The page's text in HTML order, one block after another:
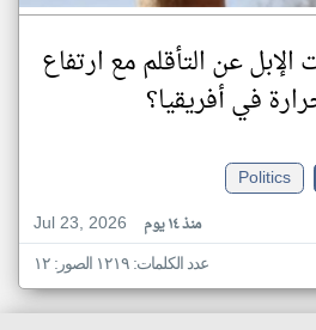
عن التأقلم مع ارتفاع
في أفريقيا؟
Politics
Jul 23, 2026
منذ ١٤ يوم
عدد الكلمات: ١٢١٩ الصور: ١٢